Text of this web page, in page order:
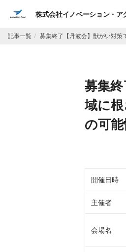
株式会社イノベーション・ア
記事一覧 募集終了【丹波会】獣がい対策
募集
域に
の可
開催日時
主催者
会場名